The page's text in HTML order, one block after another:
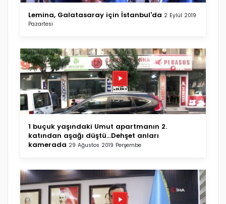
Lemina, Galatasaray için İstanbul'da 2 Eylül 2019
Pazartesi
1 buçuk yaşındaki Umut apartmanın 2.
katından aşağı düştü...Dehşet anları
kamerada 29 Ağustos 2019 Perşembe